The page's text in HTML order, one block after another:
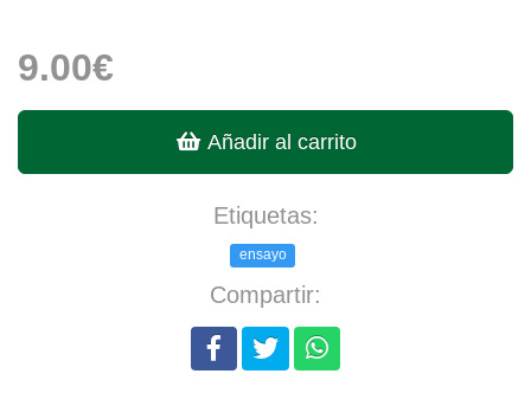
9.00€
Añadir al carrito
Etiquetas:
ensayo
Compartir: